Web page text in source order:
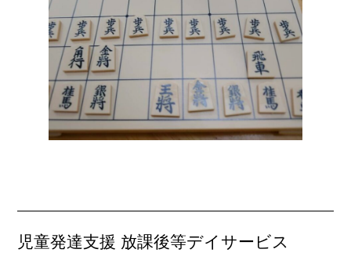
児童発達支援 放課後等デイサービス